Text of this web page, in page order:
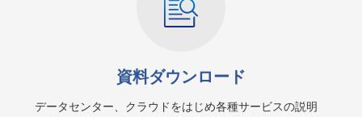
資料ダウンロード
データセンター、クラウドをはじめ各種サービスの説明